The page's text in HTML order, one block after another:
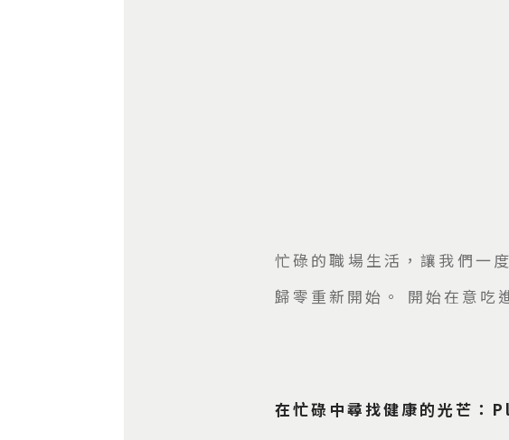
忙碌的職場生活，讓我們一
歸零重新開始。 開始在意吃
在忙碌中尋找健康的光芒：